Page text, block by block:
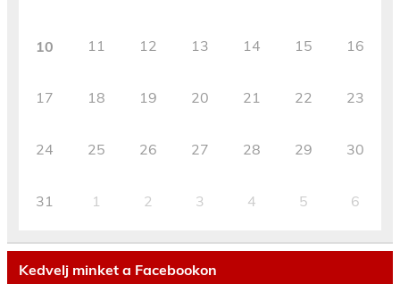
10 11 12 13 14 15 16
17 18 19 20 21 22 23
24 25 26 27 28 29 30
31 1 2 3 4 5 6
Kedvelj minket a Facebookon